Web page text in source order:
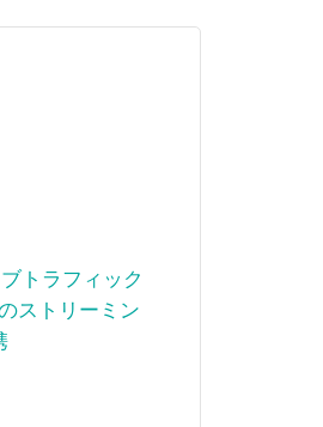
トラフィック
ストリーミン